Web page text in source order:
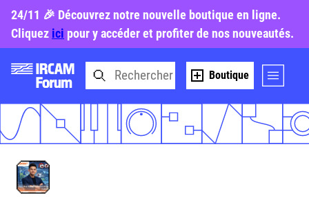
24/11 🎉 Découvrez notre nouvelle boutique en ligne.
Cliquez ici pour y accéder et profiter de nos nouveautés.
Boutique